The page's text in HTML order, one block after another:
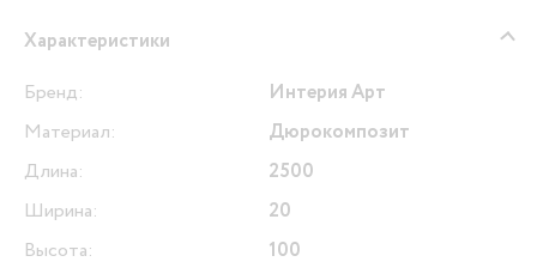
Характеристики
Бренд:
Интерия Арт
Материал:
Дюрокомпозит
Длина:
2500
Ширина:
20
Высота:
100